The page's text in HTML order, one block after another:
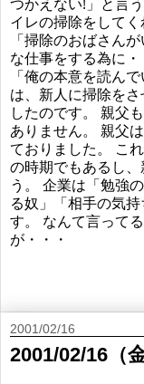
つかえない!」と言
イレの掃除をして
「掃除のおばさん
な仕事をする為に
「俺の本意を読ん
は、新人に掃除を
したのです。 親父
ありません。 親父
ておりました。 こ
の時期でもあるし
う。 企業は「勉強
る奴」「相手の気
す。 なんて言って
が・・・
2001/02/16
2001/02/16（